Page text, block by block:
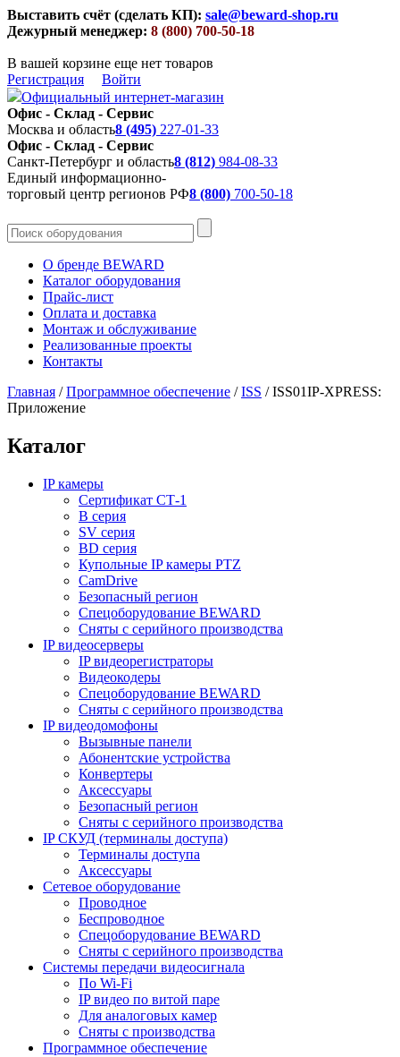
Выставить счёт (сделать КП): sale@beward-shop.ru
Дежурный менеджер: 8 (800) 700-50-18
В вашей корзине еще нет товаров
Регистрация
Войти
Официальный интернет-магазин
Офис - Склад - Сервис
Москва и область8 (495) 227-01-33
Офис - Склад - Сервис
Санкт-Петербург и область8 (812) 984-08-33
Единый информационно-
торговый центр регионов РФ8 (800) 700-50-18
О бренде BEWARD
Каталог оборудования
Прайс-лист
Оплата и доставка
Монтаж и обслуживание
Реализованные проекты
Контакты
Главная /Программное обеспечение /ISS /ISS01IP-XPRESS:
Приложение
Каталог
IP камеры
Сертификат СТ-1
B серия
SV серия
BD серия
Купольные IP камеры PTZ
CamDrive
Безопасный регион
Спецоборудование BEWARD
Сняты с серийного производства
IP видеосерверы
IP видеорегистраторы
Видеокодеры
Спецоборудование BEWARD
Сняты с серийного производства
IP видеодомофоны
Вызывные панели
Абонентские устройства
Конвертеры
Аксессуары
Безопасный регион
Сняты с серийного производства
IP СКУД (терминалы доступа)
Терминалы доступа
Аксессуары
Сетевое оборудование
Проводное
Беспроводное
Спецоборудование BEWARD
Сняты с серийного производства
Системы передачи видеосигнала
По Wi-Fi
IP видео по витой паре
Для аналоговых камер
Сняты с производства
Программное обеспечение